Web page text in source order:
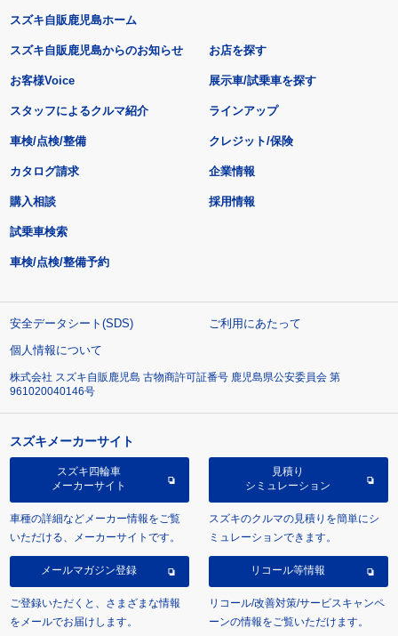
スズキ自販鹿児島ホーム
スズキ自販鹿児島からのお知らせ
お客様Voice
スタッフによるクルマ紹介
お店を探す
展示車/試乗車を探す
ラインアップ
車検/点検/整備 クレジット/保険
カタログ請求
購入相談
試乗車検索
車検/点検/整備予約
企業情報
採用情報
安全データシート(SDS)
ご利用にあたって
個人情報について
株式会社 スズキ自販鹿児島 古物商許可証番号 鹿児島県公安委員会 第
961020040146号
スズキメーカーサイト
スズキ四輪車
メーカーサイト
車種の詳細などメーカー情報をご覧
いただける、メーカーサイトです。
見積り
シミュレーション
スズキのクルマの見積りを簡単にシ
ミュレーションできます。
メールマガジン登録
ご登録いただくと、さまざまな情報
をメールでお届けします。
リコール等情報
リコール/改善対策/サービスキャンペ
ーンの情報をご覧いただけます。